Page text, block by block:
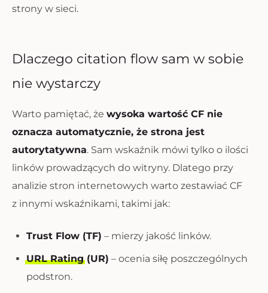
strony w sieci.
Dlaczego citation flow sam w sobie
nie wystarczy
Warto pamiętać, że wysoka wartość CF nie
oznacza automatycznie, że strona jest
autorytatywna. Sam wskaźnik mówi tylko o ilości
linków prowadzących do witryny. Dlatego przy
analizie stron internetowych warto zestawiać CF
z innymi wskaźnikami, takimi jak:
Trust Flow (TF) – mierzy jakość linków.
URL Rating(UR) – ocenia siłę poszczególnych
podstron.